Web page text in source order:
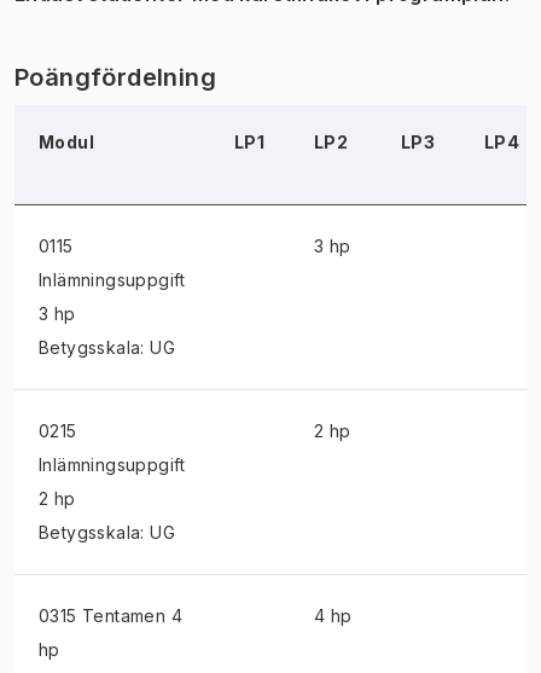
Poängfördelning
Modul LP1 LP2 LP3 LP4
0115
Inlämningsuppgift
3 hp
Betygsskala: UG
3 hp
0215
Inlämningsuppgift
2 hp
Betygsskala: UG
2 hp
0315 Tentamen 4
hp
4 hp